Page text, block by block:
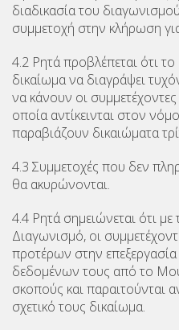
διαδικασία του
συμμετοχή στην κλήρωση
4.2 Ρητά προβλέπεται ότι
δικαίωμα να διαγράψει
να κάνουν οι
οποία αντίκεινται στον
παραβιάζουν δικαιώματα
4.3 Συμμετοχές που δεν
θα ακυρώνονται.
4.4 Ρητά σημειώνεται ότι
Διαγωνισμό, οι
προτέρων στην
δεδομένων τους από το
σκοπούς και παραιτούνται
σχετικό τους δικαίωμα.